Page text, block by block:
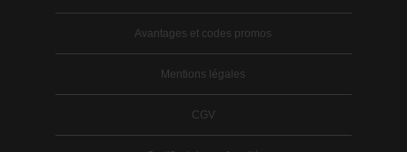
Avantages et codes promos
Mentions légales
CGV